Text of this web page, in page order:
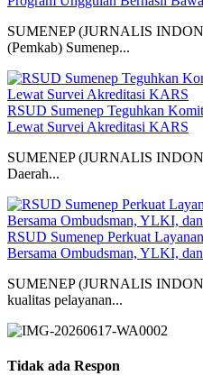
SUMENEP (JURNALIS
(Pemkab) Sumenep...
RSUD Sumenep Teguhkan
Lewat Survei Akreditasi KARS
SUMENEP (JURNALIS
Daerah...
RSUD Sumenep Perkuat
Bersama Ombudsman, YLKI,
SUMENEP (JURNALIS
kualitas pelayanan...
Tidak ada Respon